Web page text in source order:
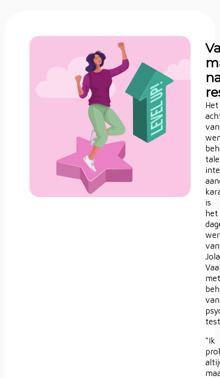
Het
van
is
het
van
met
van
“Ik